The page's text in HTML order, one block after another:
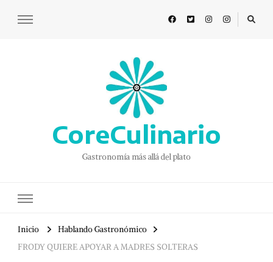
CoreCulinario
Gastronomía más allá del plato
Inicio
Hablando Gastronómico
FRODY QUIERE APOYAR A MADRES SOLTERAS